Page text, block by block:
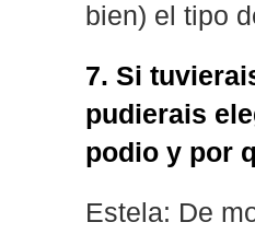
bien) el tipo
7. Si
pudierais
podio y por
Estela: De